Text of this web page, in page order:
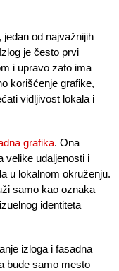
od najvažnijih
je često prvi
i upravo zato ima
korišćenje grafike,
vidljivost lokala i
grafika. Ona
velike udaljenosti i
u lokalnom okruženju.
samo kao oznaka
identiteta
izloga i fasadna
bude samo mesto